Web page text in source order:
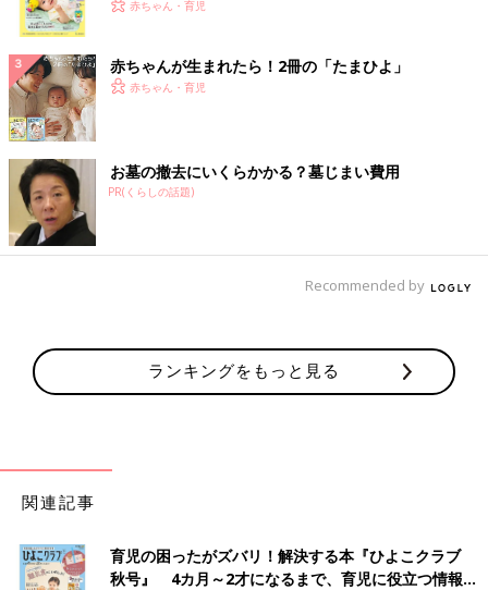
く！ おっぱい・ミルクの基本と夏のトラブル 解決テ
赤ちゃん・育児
赤ちゃんが生まれたら！2冊の「たまひよ」
赤ちゃん・育児
お墓の撤去にいくらかかる？墓じまい費用
PR(くらしの話題)
Recommended by
ランキングをもっと見る
関連記事
育児の困ったがズバリ！解決する本『ひよこクラブ
秋号』 4カ月～2才になるまで、育児に役立つ情報が